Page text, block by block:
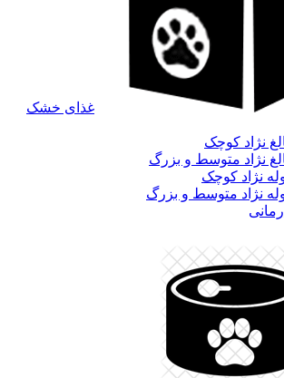
غذای خشک
نژاد کوچک
نژاد متوسط و بزرگ
نژاد کوچک
نژاد متوسط و بزرگ